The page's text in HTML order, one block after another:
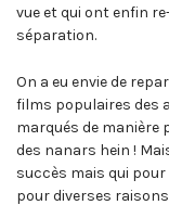
vue et qui ont enfin
séparation.
On a eu envie de
films populaires des
marqués de
des nanars hein !
succès mais qui
pour diverses